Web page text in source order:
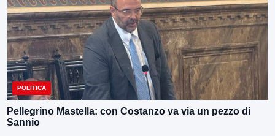
POLITICA
Pellegrino Mastella: con Costanzo va via un pezzo di
Sannio